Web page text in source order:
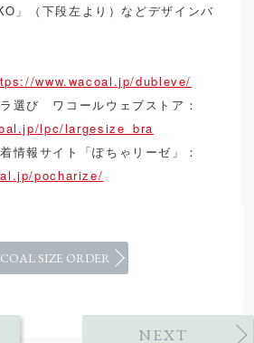
」（下段左より）などデザインバ
www.wacoal.jp/dubleve/
選び ワコールウェブストア：
lpc/largesize_bra
情報サイト「ぽちゃリーゼ」：
pocharize/
SIZE ORDER
NEXT